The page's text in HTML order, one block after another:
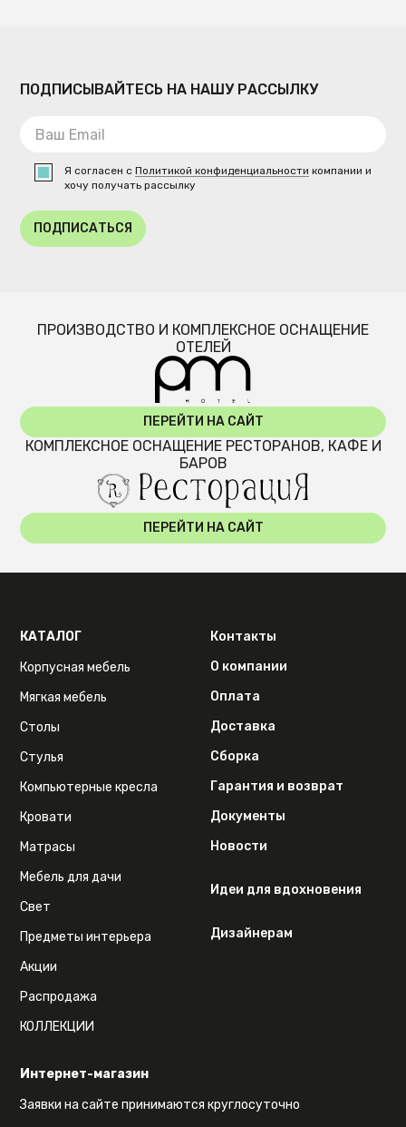
ПОДПИСЫВАЙТЕСЬ НА НАШУ РАССЫЛКУ
Я согласен сПолитикой конфиденциальности компании и
хочу получать рассылку
ПОДПИСАТЬСЯ
ПРОИЗВОДСТВО И КОМПЛЕКСНОЕ ОСНАЩЕНИЕ
ОТЕЛЕЙ
ПЕРЕЙТИ НА САЙТ
КОМПЛЕКСНОЕ ОСНАЩЕНИЕ РЕСТОРАНОВ, КАФЕ И
БАРОВ
ПЕРЕЙТИ НА САЙТ
Интернет-магазин
Заявки на сайте принимаются круглосуточно
КАТАЛОГ
Корпусная мебель
Мягкая мебель
Столы
Стулья
Компьютерные кресла
Кровати
Матрасы
Мебель для дачи
Свет
Предметы интерьера
Акции
Распродажа
КОЛЛЕКЦИИ
Контакты
О компании
Оплата
Доставка
Сборка
Гарантия и возврат
Документы
Новости
Идеи для вдохновения
Дизайнерам